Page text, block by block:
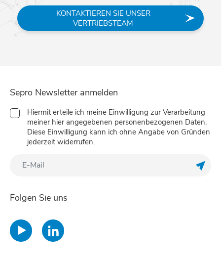
KONTAKTIEREN SIE UNSER
VERTRIEBSTEAM
Sepro Newsletter anmelden
Hiermit erteile ich meine Einwilligung zur Verarbeitung
meiner hier angegebenen personenbezogenen Daten.
Diese Einwilligung kann ich ohne Angabe von Gründen
jederzeit widerrufen.
Folgen Sie uns